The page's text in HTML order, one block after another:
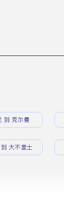
到 克尔曼
大不里士